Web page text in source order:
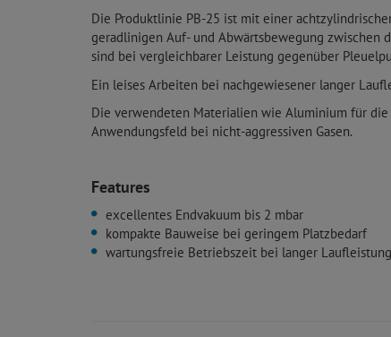
Die Produktlinie PB-25 ist mit einer
geradlinigen Auf- und Abwärtsbewegung zwischen
sind bei vergleichbarer Leistung gegenüber
Ein leises Arbeiten bei nachgewiesener langer
Die verwendeten Materialien wie Aluminium für die
Anwendungsfeld bei nicht-aggressiven Gasen.
Features
excellentes Endvakuum bis 2 mbar
kompakte Bauweise bei geringem Platzbedarf
wartungsfreie Betriebszeit bei langer Laufleistung